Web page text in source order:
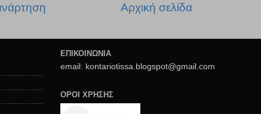
Αρχική σελίδα
ΕΠΙΚΟΙΝΩΝΙΑ
email: kontariotissa.blogspot@gmail.com
ΟΡΟΙ ΧΡΗΣΗΣ